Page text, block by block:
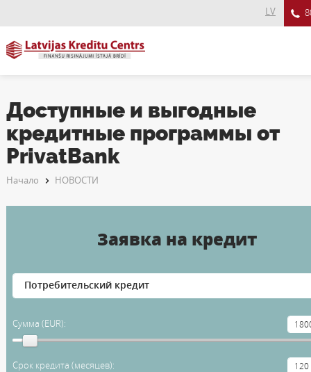
LV
Доступные и выгодные
кредитные программы от
PrivatBank
Начало НОВОСТИ
Заявка на кредит
Сумма (EUR):
Срок кредита (месяцев):